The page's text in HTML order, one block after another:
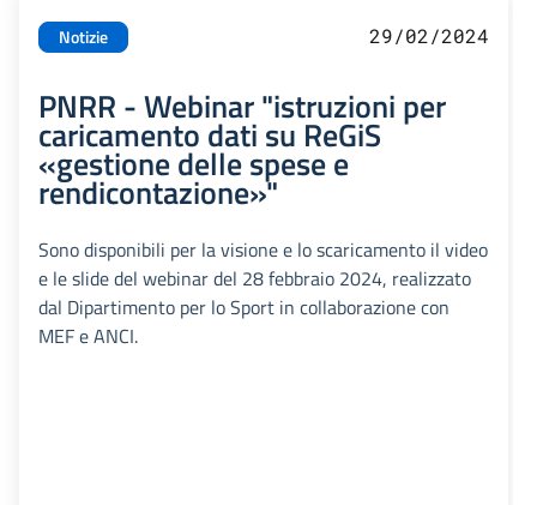
Notizie 29/02/2024
PNRR - Webinar "istruzioni per
caricamento dati su ReGiS
«gestione delle spese e
rendicontazione»"
Sono disponibili per la visione e lo scaricamento il video
e le slide del webinar del 28 febbraio 2024, realizzato
dal Dipartimento per lo Sport in collaborazione con
MEF e ANCI.